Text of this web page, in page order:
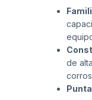
de